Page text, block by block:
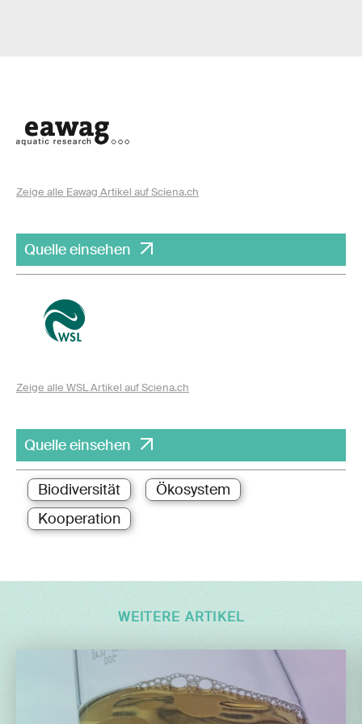
Zeige alle Eawag Artikel auf Sciena.ch
Quelle einsehen
Zeige alle WSL Artikel auf Sciena.ch
Quelle einsehen
Biodiversität
Ökosystem
Kooperation
WEITERE ARTIKEL